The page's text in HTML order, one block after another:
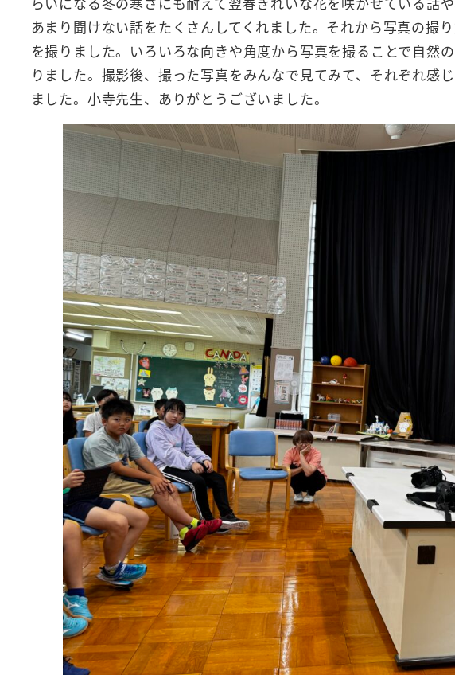
あまり聞けない話をたくさんしてくれました。それから写真の撮
を撮りました。いろいろな向きや角度から写真を撮ることで自然
りました。撮影後、撮った写真をみんなで見てみて、それぞれ感
ました。小寺先生、ありがとうございました。